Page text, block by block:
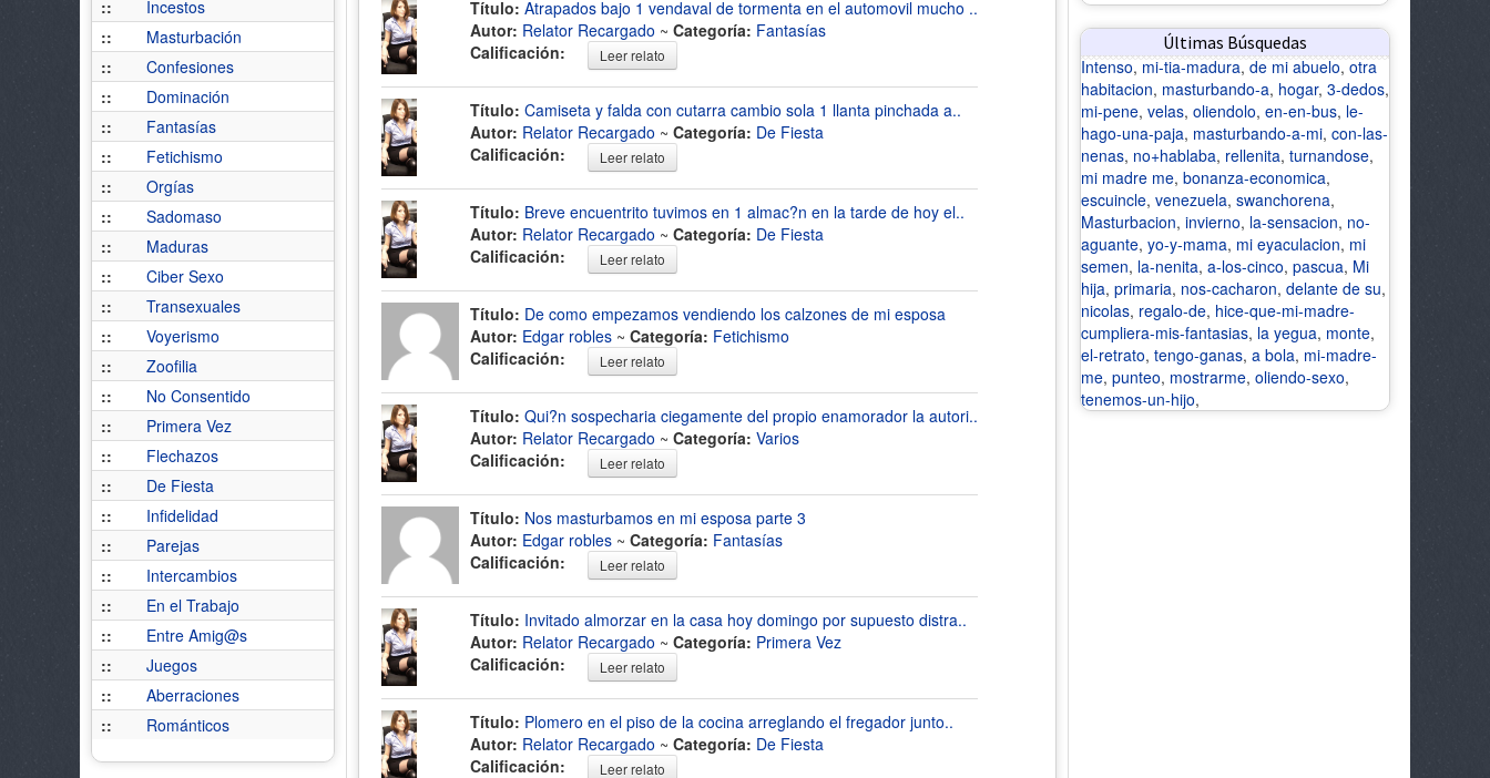
::
Incestos
::
Masturbación
::
Confesiones
::
Dominación
::
Fantasías
::
Fetichismo
::
Orgías
::
Sadomaso
::
Maduras
::
Ciber Sexo
::
Transexuales
::
Voyerismo
::
Zoofilia
::
No Consentido
::
Primera Vez
::
Flechazos
::
De Fiesta
::
Infidelidad
::
Parejas
::
Intercambios
::
En el Trabajo
::
Entre Amig@s
::
Juegos
::
Aberraciones
::
Románticos
Título: Atrapados bajo 1 vendaval de tormenta en el automovil mucho ..
Autor: Relator Recargado ~ Categoría: Fantasías
Calificación:
Leer relato
Título: Camiseta y falda con cutarra cambio sola 1 llanta pinchada a..
Autor: Relator Recargado ~ Categoría: De Fiesta
Calificación:
Leer relato
Título: Breve encuentrito tuvimos en 1 almac?n en la tarde de hoy el..
Autor: Relator Recargado ~ Categoría: De Fiesta
Calificación:
Leer relato
Título: De como empezamos vendiendo los calzones de mi esposa
Autor: Edgar robles ~ Categoría: Fetichismo
Calificación:
Leer relato
Título: Qui?n sospecharia ciegamente del propio enamorador la autori..
Autor: Relator Recargado ~ Categoría: Varios
Calificación:
Leer relato
Título: Nos masturbamos en mi esposa parte 3
Autor: Edgar robles ~ Categoría: Fantasías
Calificación:
Leer relato
Título: Invitado almorzar en la casa hoy domingo por supuesto distra..
Autor: Relator Recargado ~ Categoría: Primera Vez
Calificación:
Leer relato
Título: Plomero en el piso de la cocina arreglando el fregador junto..
Autor: Relator Recargado ~ Categoría: De Fiesta
Calificación:
Leer relato
Últimas Búsquedas
Intenso, mi-tia-madura, de mi abuelo, otra
habitacion, masturbando-a, hogar, 3-dedos,
mi-pene, velas, oliendolo, en-en-bus, le-
hago-una-paja, masturbando-a-mi, con-las-
nenas, no+hablaba, rellenita, turnandose,
mi madre me, bonanza-economica,
escuincle, venezuela, swanchorena,
Masturbacion, invierno, la-sensacion, no-
aguante, yo-y-mama, mi eyaculacion, mi
semen, la-nenita, a-los-cinco, pascua, Mi
hija, primaria, nos-cacharon, delante de su,
nicolas, regalo-de, hice-que-mi-madre-
cumpliera-mis-fantasias, la yegua, monte,
el-retrato, tengo-ganas, a bola, mi-madre-
me, punteo, mostrarme, oliendo-sexo,
tenemos-un-hijo,